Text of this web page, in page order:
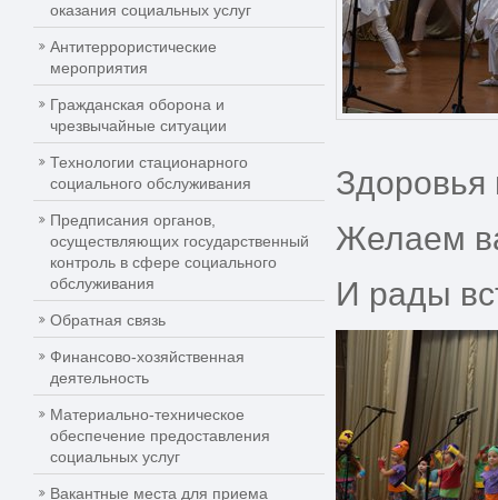
оказания социальных услуг
Антитеррористические
мероприятия
Гражданская оборона и
чрезвычайные ситуации
Технологии стационарного
социального обслуживания
Предписания органов,
осуществляющих государственный
контроль в сфере социального
обслуживания
Обратная связь
Финансово-хозяйственная
деятельность
Материально-техническое
обеспечение предоставления
социальных услуг
Вакантные места для приема
Здоровья
Желаем
И рады